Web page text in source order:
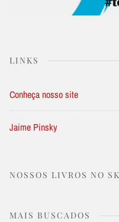
LINKS
Conheça nosso site
Jaime Pinsky
NOSSOS LIVROS NO
MAIS BUSCADOS